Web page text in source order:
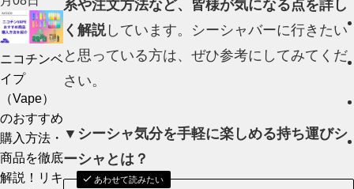
ニコチンベ
イプ
（Vape）
のおすすめ
購入方法・
商品を徹底
解説！リキ
系や注文方法など、皆様が気になる点を詳し
く解説しています。シーシャバーに行きたい
と思っている方は、ぜひ参考にしてみてくだ
さい。
▼シーシャ気分を手軽に楽しめる持ち運びシ
ーシャとは？
あわせて読みたい